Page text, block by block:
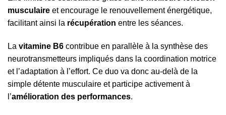
musculaire et encourage le renouvellement énergétique,
facilitant ainsi la récupération entre les séances.
La vitamine B6 contribue en parallèle à la synthèse des
neurotransmetteurs impliqués dans la coordination motrice
et l’adaptation à l’effort. Ce duo va donc au-delà de la
simple détente musculaire et participe activement à
l’amélioration des performances.